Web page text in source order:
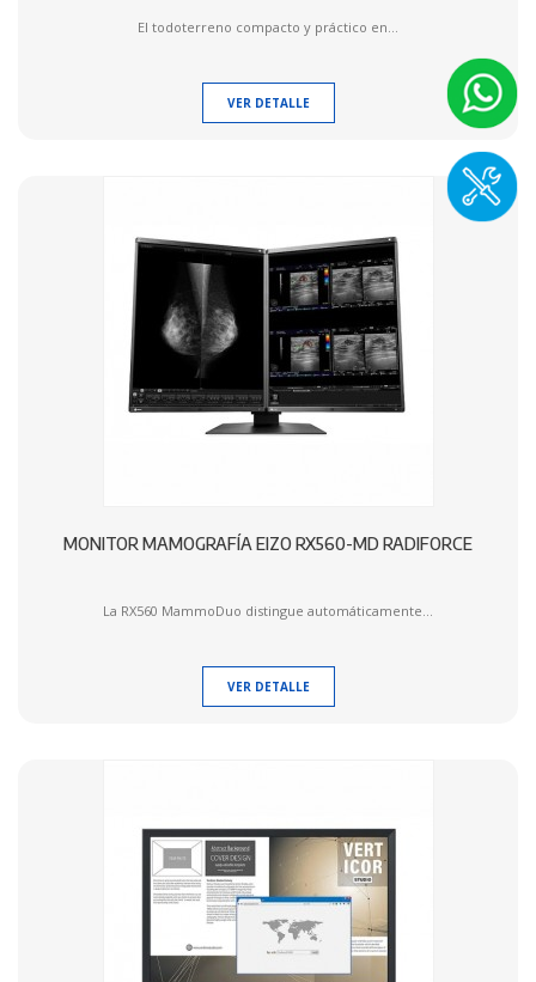
El todoterreno compacto y práctico en...
VER DETALLE
MONITOR MAMOGRAFÍA EIZO RX560-MD RADIFORCE
La RX560 MammoDuo distingue automáticamente...
VER DETALLE